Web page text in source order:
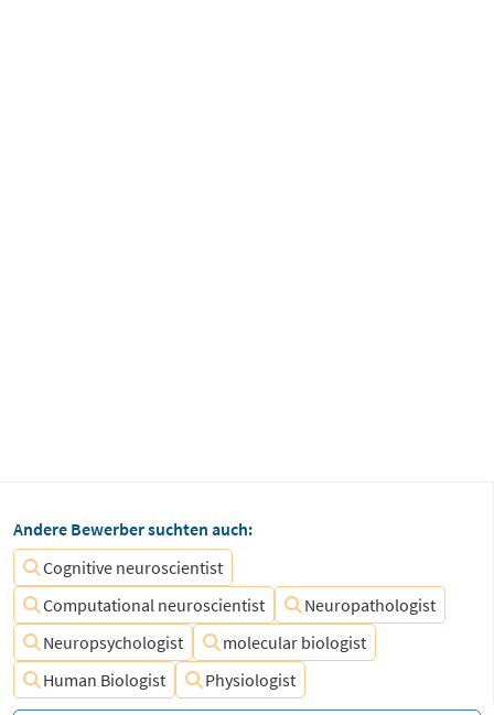
Andere Bewerber suchten auch:
Cognitive neuroscientist
Computational neuroscientist
Neuropathologist
Neuropsychologist
molecular biologist
Human Biologist
Physiologist